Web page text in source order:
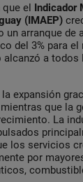
el Indicador
(IMAEP)
un arranque de
del 3% para el
alcanzó a
expansión
que la
La
los servicios
por